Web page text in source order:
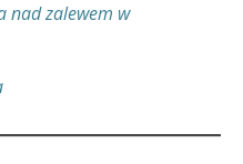
nad zalewem w